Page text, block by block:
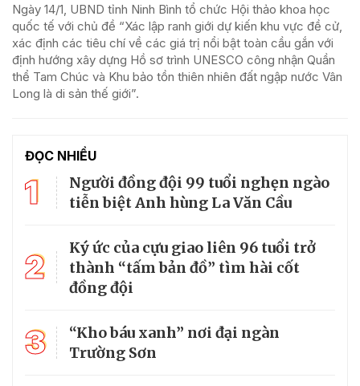
Ngày 14/1, UBND tỉnh Ninh Bình tổ chức Hội thảo khoa học
quốc tế với chủ đề “Xác lập ranh giới dự kiến khu vực đề cử,
xác định các tiêu chí về các giá trị nổi bật toàn cầu gắn với
định hướng xây dựng Hồ sơ trình UNESCO công nhận Quần
thể Tam Chúc và Khu bảo tồn thiên nhiên đất ngập nước Vân
Long là di sản thế giới”.
ĐỌC NHIỀU
1
Người đồng đội 99 tuổi nghẹn ngào
tiễn biệt Anh hùng La Văn Cầu
2
Ký ức của cựu giao liên 96 tuổi trở
thành “tấm bản đồ” tìm hài cốt
đồng đội
3
“Kho báu xanh” nơi đại ngàn
Trường Sơn